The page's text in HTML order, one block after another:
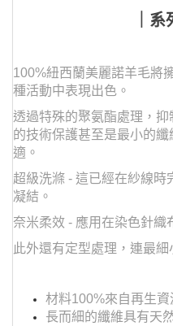
｜系
100%紐西蘭美麗諾羊毛將
種活動中表現出色。
透過特殊的聚氨酯處理，
的技術保護甚至是最小的
適。
超級洗滌 - 這已經在紗線時
凝結。
奈米柔效 - 應用在染色針織
此外還有定型處理，連最細
材料100%來自再生資
長而細的纖維具有天